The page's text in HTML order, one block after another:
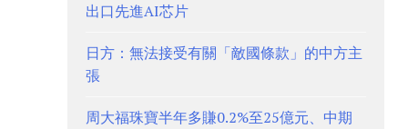
出口先進AI芯片
日方：無法接受有關「敵國條款」的中方主
張
周大福珠寶半年多賺0.2%至25億元、中期